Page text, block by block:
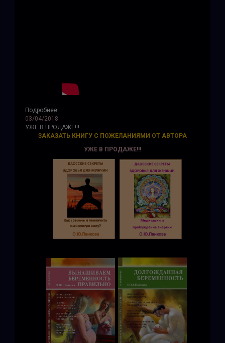
Подробнее
03/04/2018
УЖЕ В ПРОДАЖЕ!!!
ЗАКАЗАТЬ КНИГУ С ПОЖЕЛАНИЯМИ ОТ АВТОРА
УЖЕ В ПРОДАЖЕ!!!